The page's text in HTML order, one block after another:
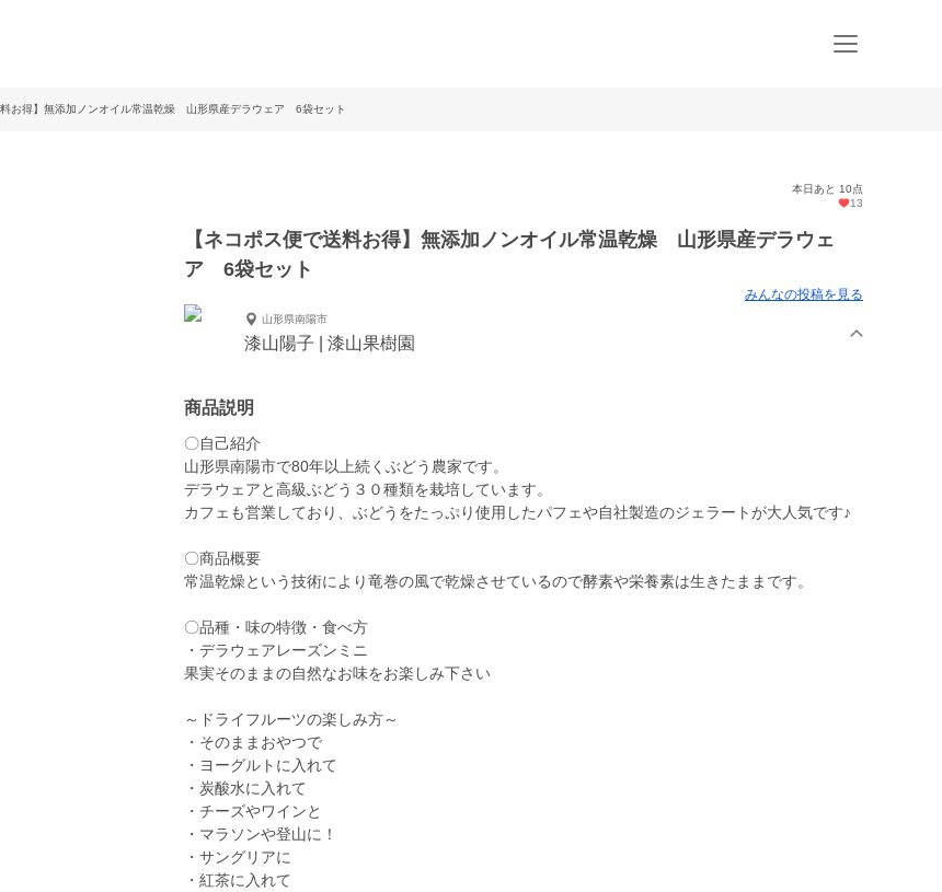
料お得】無添加ノンオイル常温乾燥 山形県産デラウェア 6袋セット
本日あと 10点
13
【ネコポス便で送料お得】無添加ノンオイル常温乾燥 山形県産デラウェ
ア 6袋セット
みんなの投稿を見る
山形県南陽市
漆山陽子 | 漆山果樹園
商品説明
〇自己紹介
山形県南陽市で80年以上続くぶどう農家です。
デラウェアと高級ぶどう３０種類を栽培しています。
カフェも営業しており、ぶどうをたっぷり使用したパフェや自社製造のジェラートが大人気です♪
〇商品概要
常温乾燥という技術により竜巻の風で乾燥させているので酵素や栄養素は生きたままです。
〇品種・味の特徴・食べ方
・デラウェアレーズンミニ
果実そのままの自然なお味をお楽しみ下さい
～ドライフルーツの楽しみ方～
・そのままおやつで
・ヨーグルトに入れて
・炭酸水に入れて
・チーズやワインと
・マラソンや登山に！
・サングリアに
・紅茶に入れて